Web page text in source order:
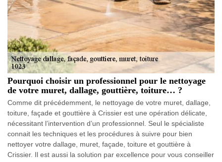
Pourquoi choisir un professionnel pour le nettoyage
de votre muret, dallage, gouttière, toiture… ?
Comme dit précédemment, le nettoyage de votre muret, dallage,
toiture, façade et gouttière à Crissier est une opération délicate,
nécessitant l’intervention d’un professionnel. Seul le spécialiste
connait les techniques et les procédures à suivre pour bien
nettoyer votre dallage, muret, façade, toiture et gouttière à
Crissier. Il est aussi la solution par excellence pour vous conseiller